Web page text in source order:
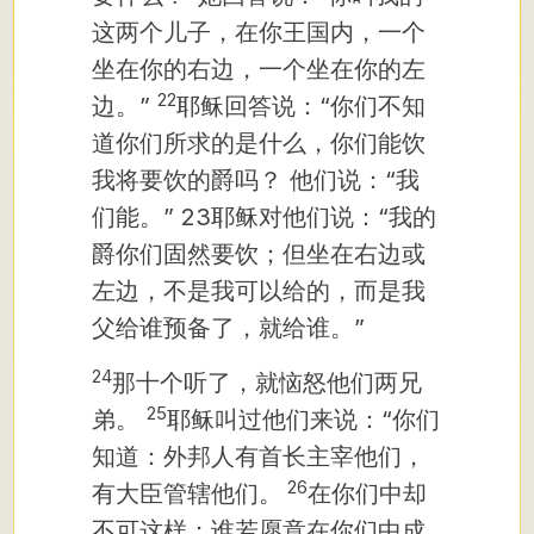
这两个儿子，在你王国内，一个
坐在你的右边，一个坐在你的左
边。” 22耶稣回答说：“你们不知
道你们所求的是什么，你们能饮
我将要饮的爵吗？ 他们说：“我
们能。” 23耶稣对他们说：“我的
爵你们固然要饮；但坐在右边或
左边，不是我可以给的，而是我
父给谁预备了，就给谁。”
24那十个听了，就恼怒他们两兄
弟。
25耶稣叫过他们来说：“你们
知道：外邦人有首长主宰他们，
有大臣管辖他们。
26在你们中却